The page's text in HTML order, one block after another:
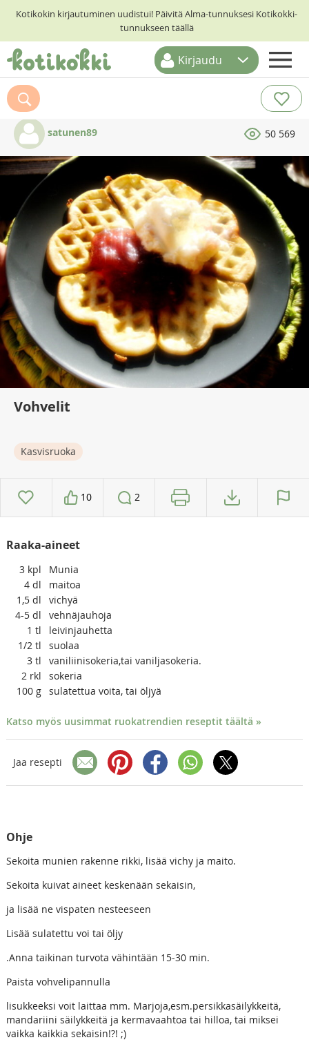
Kotikokin kirjautuminen uudistui! Päivitä Alma-tunnuksesi Kotikokki-
tunnukseen täällä
ETUSIVU
RESEPTIHAKU
RUOKATEEMAT
KESKUSTELUT
KOTIKOKIT
Kirjaudu
satunen89 50 569
Vohvelit
Kasvisruoka
10 2
Raaka-aineet
3 kpl
Munia
4 dl
maitoa
1,5 dl
vichyä
4-5 dl
vehnäjauhoja
1 tl
leivinjauhetta
1/2 tl
suolaa
3 tl
vaniliinisokeria,tai vaniljasokeria.
2 rkl
sokeria
100 g sulatettua voita, tai öljyä
Katso myös uusimmat ruokatrendien reseptit täältä »
Jaa resepti
Ohje
Sekoita munien rakenne rikki, lisää vichy ja maito.
Sekoita kuivat aineet keskenään sekaisin,
ja lisää ne vispaten nesteeseen
Lisää sulatettu voi tai öljy
.Anna taikinan turvota vähintään 15-30 min.
Paista vohvelipannulla
lisukkeeksi voit laittaa mm. Marjoja,esm.persikkasäilykkeitä,
mandariini säilykkeitä ja kermavaahtoa tai hilloa, tai miksei
vaikka kaikkia sekaisin!?! ;)